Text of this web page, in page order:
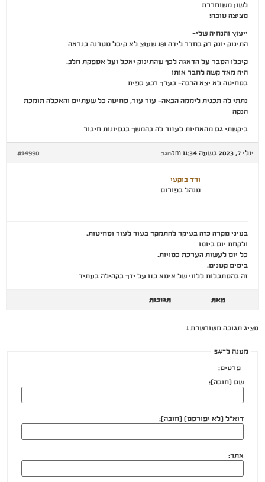
לשון משוחררת
מציצה טובה!
ייעוץ והנחיה שלי-
התינוק יונק רק בחדר לידה ו18 שעוצ לא קיבל מטרנה כנראה
קיבלו הסבר על הדאגה לכך שהתינוק יאכל ועל אספקת חלב.
היה מאד קשה לחבר אותו
בסחיטה לא יצא הרבה- בערך רבע כפית
נתתי לה תכנית ליממה הבאה- עור עור, סחיטה כל שעתיים והאכלה תומכת
הנקה
ביקשתי גם מהאחיות לעזור לה בהמשך בנסיונות חיבור
יולי 7, 2023 בשעה 11:34 am #14990 הגב
ורד בוקעי
מנהל בפורום
בעיני מקרה כזה בעיקר להתמקד בעור לעור וסחיטות.
ולקחת יום ביומו
כל יום לעשות הערכת כמויות.
ביסים קטנים.
זה בהסתכלות ללווי של אימא כזו על ידך בקהילה בעתיד
מאת תגובות
מציג תגובה משורשרת 1
מענה ל־5#
פרטים:
שם (חובה):
דוא"ל (לא יפורסם) (חובה):
אתר: